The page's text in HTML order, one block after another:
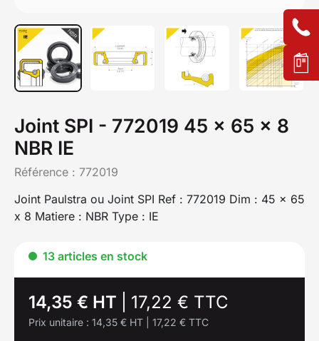
Joint SPI - 772019 45 x 65 x 8
NBR IE
Référence : 772019
Joint Paulstra ou Joint SPI Ref : 772019 Dim : 45 x 65
x 8 Matiere : NBR Type : IE
13 articles en stock
14,35 € HT 17,22 € TTC
Prix unitaire : 14,35 € HT 17,22 € TTC